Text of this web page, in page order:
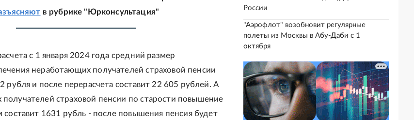
в рубрике "Юрконсультация"
с 1 января 2024 года средний размер
неработающих получателей страховой пенсии
рубля и после перерасчета составит 22 605 рублей. А
страховой пенсии по старости повышение
составит 1631 рубль - после повышения пенсия будет
России
"Аэрофлот" возобновит регулярные
полеты из Москвы в Абу-Даби с 1
октября